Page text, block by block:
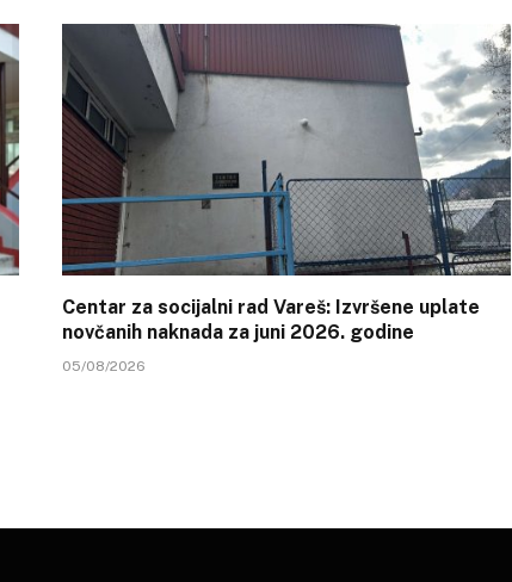
Centar za socijalni rad Vareš: Izvršene uplate
novčanih naknada za juni 2026. godine
05/08/2026